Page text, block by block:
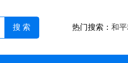
热门搜索： 和